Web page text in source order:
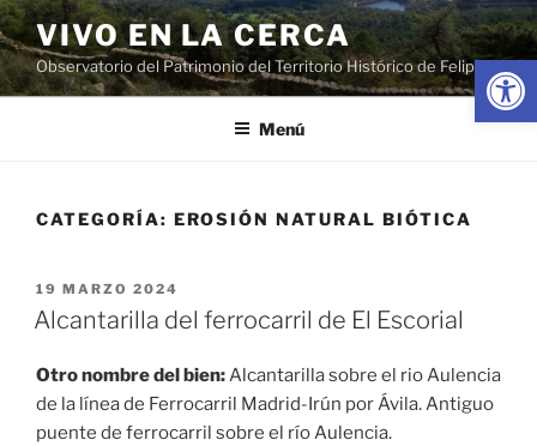
Abrir
Saltar
al
contenido
VIVO EN LA CERCA
Observatorio del Patrimonio del Territorio Histórico de Felipe II
Menú
CATEGORÍA: EROSIÓN NATURAL BIÓTICA
PUBLICADO
EL
19 MARZO 2024
Alcantarilla del ferrocarril de El Escorial
Otro nombre del bien:Alcantarilla sobre el rio Aulencia
de la línea de Ferrocarril Madrid-Irún por Ávila. Antiguo
puente de ferrocarril sobre el río Aulencia.